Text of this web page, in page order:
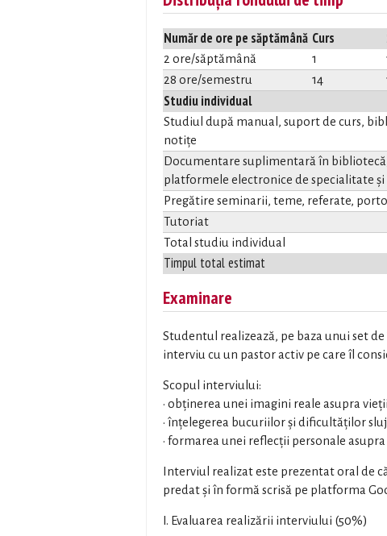
Număr de ore pe săptămână Curs
2 ore/săptămână 1
28 ore/semestru
14
Studiu individual
Timpul total estimat
Studiul după manual, suport de curs,
notițe
Documentare suplimentară în
platformele electronice de specialitate și
Pregătire seminarii, teme, referate,
Tutoriat
Total studiu individual
Examinare
Studentul realizează, pe baza unui set
interviu cu un pastor activ pe care îl
Scopul interviului:
• obținerea unei imagini reale asupra
• înțelegerea bucuriilor și dificultăților
• formarea unei reflecții personale asupra
Interviul realizat este prezentat oral de
predat și în formă scrisă pe platforma
I. Evaluarea realizării interviului (50%)